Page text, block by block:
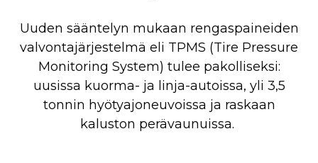
Uuden sääntelyn mukaan rengaspaineiden
valvontajärjestelmä eli TPMS (Tire Pressure
Monitoring System) tulee pakolliseksi:
uusissa kuorma- ja linja-autoissa, yli 3,5
tonnin hyötyajoneuvoissa ja raskaan
kaluston perävaunuissa.